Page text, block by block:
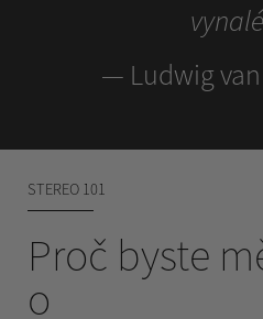
— Ludwig
STEREO 101
Proč byste
o